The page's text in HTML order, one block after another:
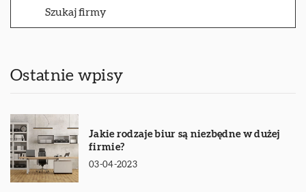
Ostatnie wpisy
Jakie rodzaje biur są niezbędne w dużej
firmie?
03-04-2023